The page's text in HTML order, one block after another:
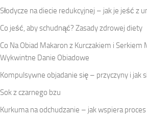
Słodycze na diecie redukcyjnej – jak je jeść z
Co jeść, aby schudnąć? Zasady zdrowej diety
Co Na Obiad Makaron z Kurczakiem i Serkiem
Wykwintne Danie Obiadowe
Kompulsywne objadanie się – przyczyny i jak
Sok z czarnego bzu
Kurkuma na odchudzanie – jak wspiera